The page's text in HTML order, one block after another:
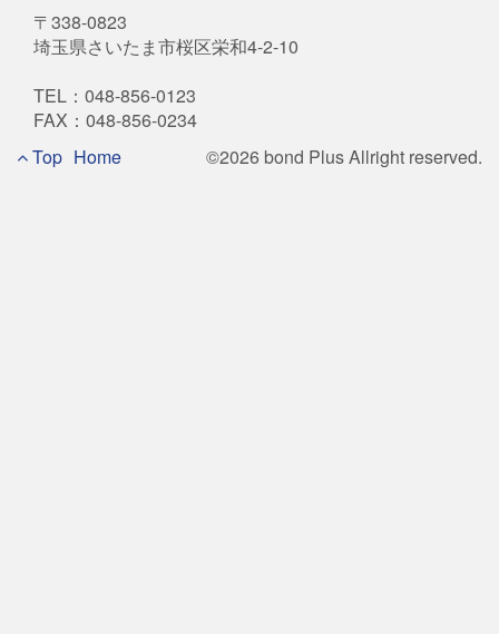
〒338-0823
埼玉県さいたま市桜区栄和4-2-10
TEL：048-856-0123
FAX：048-856-0234
Footer
Top Home ©2026 bond Plus Allright reserved.